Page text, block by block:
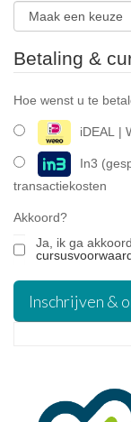
Betaling &
Hoe wenst u te
iDEAL |
In3
transactiekosten
Akkoord?
Ja, ik ga